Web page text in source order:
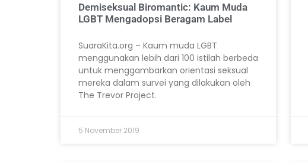
Demiseksual Biromantic: Kaum Muda
LGBT Mengadopsi Beragam Label
SuaraKita.org – Kaum muda LGBT
menggunakan lebih dari 100 istilah berbeda
untuk menggambarkan orientasi seksual
mereka dalam survei yang dilakukan oleh
The Trevor Project.
5 November 2019